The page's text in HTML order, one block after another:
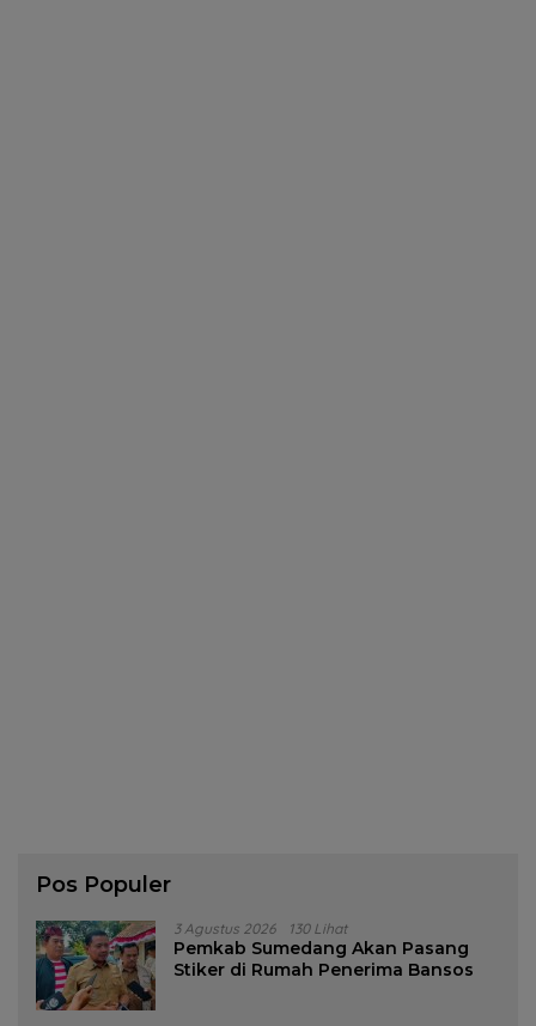
Pos Populer
3 Agustus 2026 130 Lihat
Pemkab Sumedang Akan Pasang
Stiker di Rumah Penerima Bansos